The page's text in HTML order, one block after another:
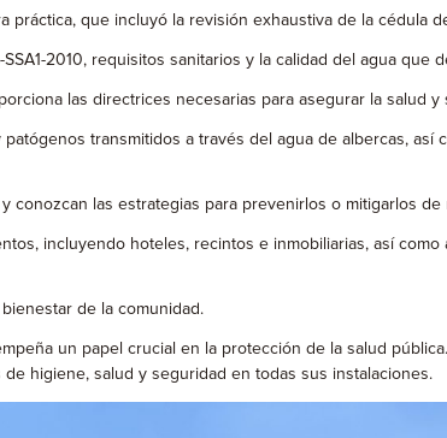
que incluyó la revisión exhaustiva de la cédula
2010, requisitos sanitarios y la calidad del agua que
las directrices necesarias para asegurar la salud y
transmitidos a través del agua de albercas, así
las estrategias para prevenirlos o mitigarlos de
incluyendo hoteles, recintos e inmobiliarias, así
de la comunidad.
un papel crucial en la protección de la salud
higiene, salud y seguridad en todas sus instalaciones.